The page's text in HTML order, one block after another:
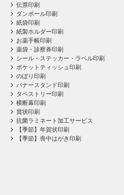
伝票印刷
ダンボール印刷
紙袋印刷
紙製ホルダー印刷
お薬手帳印刷
薬袋・診察券印刷
シール・ステッカー・ラベル印刷
ポケットティッシュ印刷
のぼり印刷
バナースタンド印刷
タペストリー印刷
横断幕印刷
賞状印刷
抗菌ラミネート加工サービス
【季節】年賀状印刷
【季節】喪中はがき印刷